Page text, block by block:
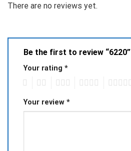
There are no reviews yet.
Be the first to review “6220”
Your rating *
Your review *